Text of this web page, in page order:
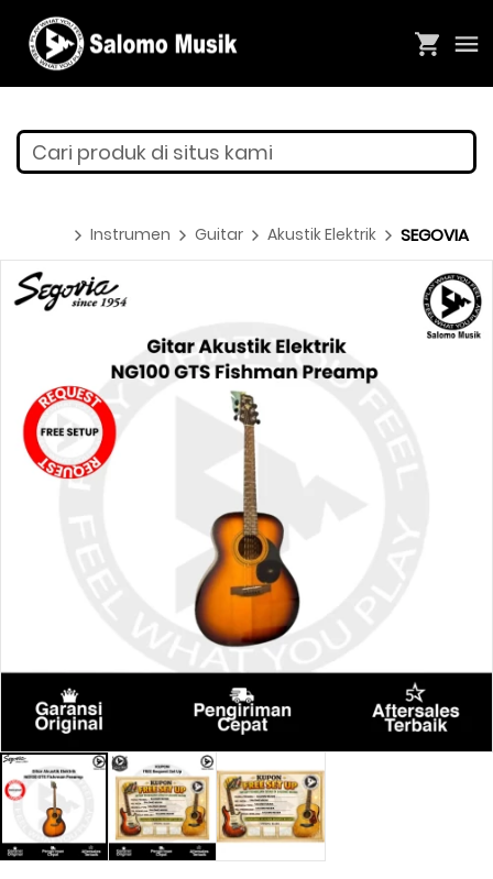
Cari produk di situs kami
Instrumen Guitar Akustik Elektrik SEGOVIA